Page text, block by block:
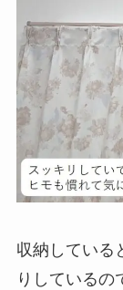
収納している
りしているの